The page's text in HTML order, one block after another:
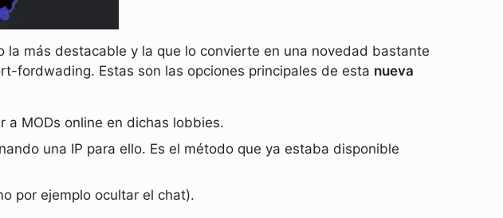
la más destacable y la que lo convierte en una novedad bastante
fordwading. Estas son las opciones principales de esta nueva
a MODs online en dichas lobbies.
una IP para ello. Es el método que ya estaba disponible
por ejemplo ocultar el chat).